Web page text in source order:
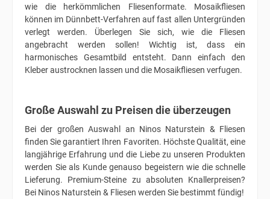
wie die herkömmlichen Fliesenformate. Mosaikfliesen
können im Dünnbett-Verfahren auf fast allen Untergründen
verlegt werden. Überlegen Sie sich, wie die Fliesen
angebracht werden sollen! Wichtig ist, dass ein
harmonisches Gesamtbild entsteht. Dann einfach den
Kleber austrocknen lassen und die Mosaikfliesen verfugen.
Große Auswahl zu Preisen die überzeugen
Bei der großen Auswahl an Ninos Naturstein & Fliesen
finden Sie garantiert Ihren Favoriten. Höchste Qualität, eine
langjährige Erfahrung und die Liebe zu unseren Produkten
werden Sie als Kunde genauso begeistern wie die schnelle
Lieferung. Premium-Steine zu absoluten Knallerpreisen?
Bei Ninos Naturstein & Fliesen werden Sie bestimmt fündig!